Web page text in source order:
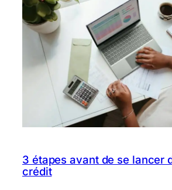
3 étapes avant de se lancer
crédit